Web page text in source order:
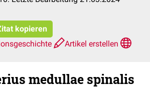
kopieren
Artikel erstellen
medullae spinalis